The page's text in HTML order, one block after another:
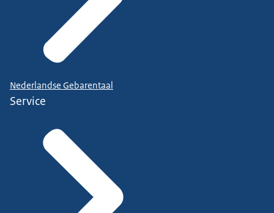
Nederlandse Gebarentaal
Service